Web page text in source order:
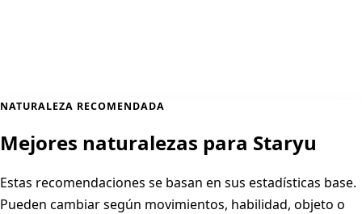
NATURALEZA RECOMENDADA
Mejores naturalezas para Staryu
Estas recomendaciones se basan en sus estadísticas base.
Pueden cambiar según movimientos, habilidad, objeto o